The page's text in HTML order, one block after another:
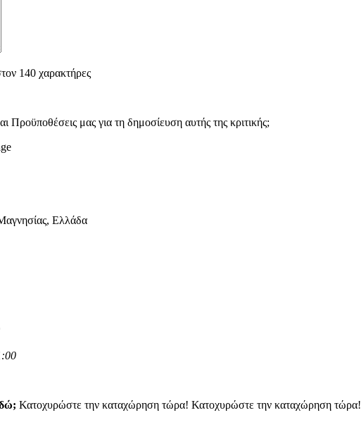
140 χαρακτήρες
Προϋποθέσεις μας για τη δημοσίευση αυτής της κριτικής;
Ελλάδα
Κατοχυρώστε την καταχώρηση τώρα! Κατοχυρώστε την καταχώρηση τώρα!